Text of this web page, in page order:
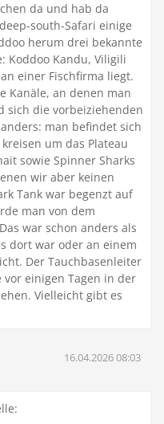
da und hab da
south-Safari einige
herum drei bekannte
Koddoo Kandu, Viligili
einer Fischfirma liegt.
Kanäle, an denen man
sich die vorbeiziehenden
man befindet sich
um das Plateau
sowie Spinner Sharks
wir aber keinen
Tank war begenzt auf
man von dem
war schon anders als
dort war oder an einem
Der Tauchbasenleiter
einigen Tagen in der
Vielleicht gibt es
16.04.2026 08:03